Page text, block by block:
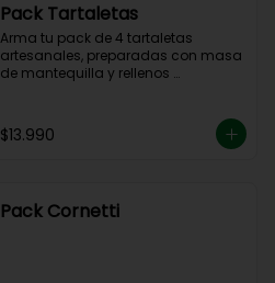
Pack Tartaletas
Arma tu pack de 4 tartaletas
artesanales, preparadas con masa
de mantequilla y rellenos
opciones disponibles para
completar tu pack.
$13.990
Pack Cornetti